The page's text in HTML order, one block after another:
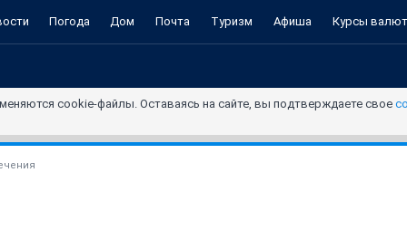
Погода Дом Почта Туризм Афиша Курсы валют
cookie-файлы. Оставаясь на сайте, вы подтверждаете свое